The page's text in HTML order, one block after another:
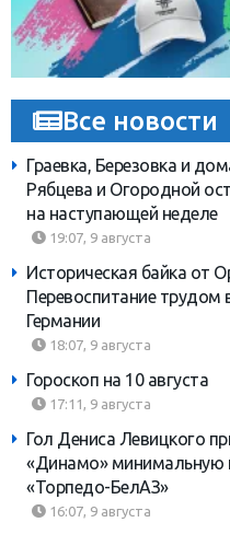
Все новости
Граевка, Березовка и
Рябцева и Огородной
на наступающей неделе
19:07, 9 августа
Историческая байка от
Перевоспитание трудом
Германии
18:07, 9 августа
Гороскоп на 10 августа
17:11, 9 августа
Гол Дениса Левицкого
«Динамо» минимальную
«Торпедо-БелАЗ»
16:07, 9 августа